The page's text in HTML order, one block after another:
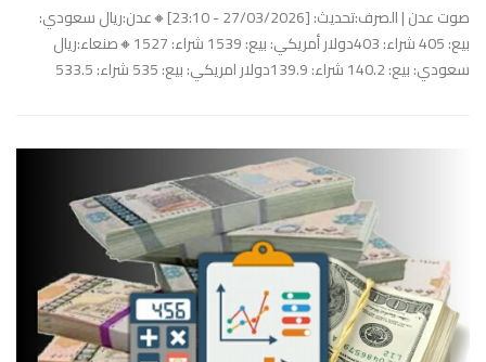
صوت عدن | الصرف:تحديث: [27/03/2026 - 23:10]🔸عدن:ريال سعودي:
بيع: 405 شراء: 403دولار أمريكي: بيع: 1539 شراء: 1527🔸صنعاء:ريال
سعودي: بيع: 140.2 شراء: 139.9دولار امريكي: بيع: 535 شراء: 533.5